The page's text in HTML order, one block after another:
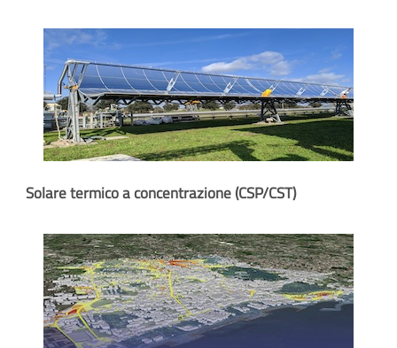
Solare termico a concentrazione (CSP/CST)